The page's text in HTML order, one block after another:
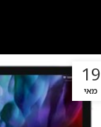
19
מאי